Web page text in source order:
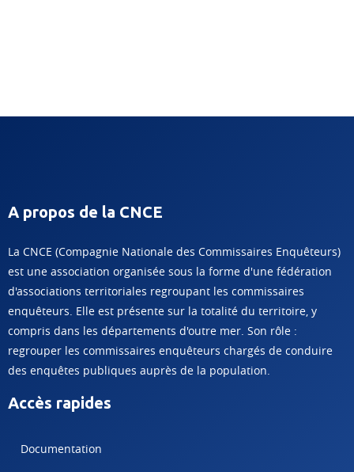
A propos de la CNCE
La CNCE (Compagnie Nationale des Commissaires Enquêteurs)
est une association organisée sous la forme d'une fédération
d'associations territoriales regroupant les commissaires
enquêteurs. Elle est présente sur la totalité du territoire, y
compris dans les départements d'outre mer. Son rôle :
regrouper les commissaires enquêteurs chargés de conduire
des enquêtes publiques auprès de la population.
Accès rapides
Documentation